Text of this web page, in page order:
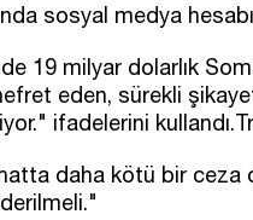
sosyal medya
19 milyar dolarlık
eden, sürekli
ifadelerini
daha kötü bir ceza